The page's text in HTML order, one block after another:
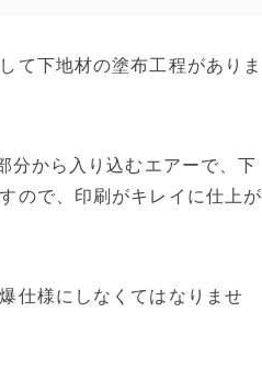
て下地材の塗布工程がありま
分から入り込むエアーで、下
ので、印刷がキレイに仕上が
仕様にしなくてはなりませ